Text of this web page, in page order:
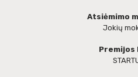
Atsiėmimo
Jokių
Premijos